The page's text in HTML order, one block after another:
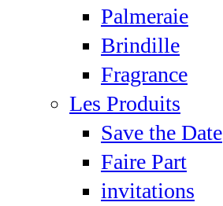
Palmeraie
Brindille
Fragrance
Les Produits
Save the Date
Faire Part
invitations